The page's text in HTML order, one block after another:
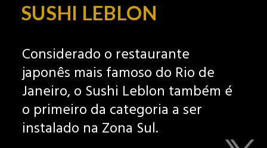
SUSHI LEBLON
Considerado o restaurante
japonês mais famoso do Rio de
Janeiro, o Sushi Leblon também é
o primeiro da categoria a ser
instalado na Zona Sul.